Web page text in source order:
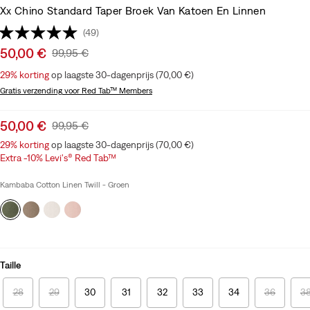
Xx Chino Standard Taper Broek Van Katoen En Linnen
(49)
Sale
is
50,00 € Original
Was
99,95 €
29% kortingop laagste 30-dagenprijs (70,00 €)
Gratis verzending voor Red Tab™ Members
Sale
price
is
50,00 € Original
Price
Was
99,95 €
29% kortingop laagste 30-dagenprijs (70,00 €)
Extra -10% Levi's® Red Tab™
Kambaba Cotton Linen Twill - Groen
Taille
28 29 30 31 32 33 34 36